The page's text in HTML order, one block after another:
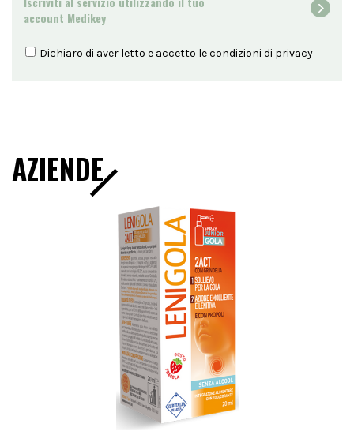
account Medikey
Dichiaro di aver letto e accetto le condizioni di privacy
AZIENDE